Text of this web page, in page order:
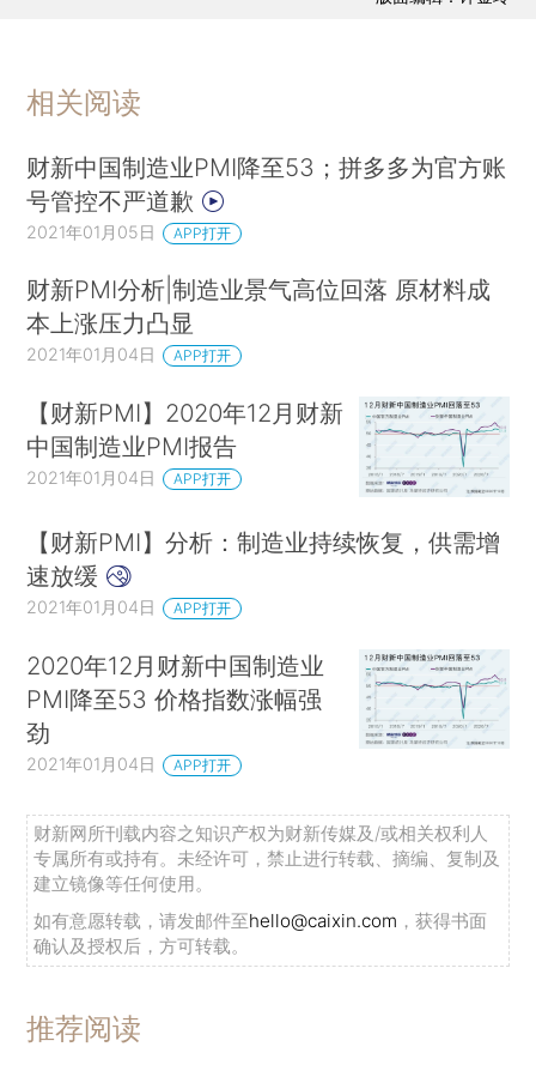
相关阅读
财新中国制造业PMI降至53；拼多多为官方账
号管控不严道歉
2021年01月05日 APP打开
财新PMI分析|制造业景气高位回落 原材料成
本上涨压力凸显
2021年01月04日 APP打开
【财新PMI】2020年12月财新
中国制造业PMI报告
2021年01月04日 APP打开
【财新PMI】分析：制造业持续恢复，供需增
速放缓
2021年01月04日 APP打开
2020年12月财新中国制造业
PMI降至53 价格指数涨幅强
劲
2021年01月04日 APP打开
财新网所刊载内容之知识产权为财新传媒及/或相关权利人
专属所有或持有。未经许可，禁止进行转载、摘编、复制及
建立镜像等任何使用。
如有意愿转载，请发邮件至hello@caixin.com ，获得书面
确认及授权后，方可转载。
推荐阅读